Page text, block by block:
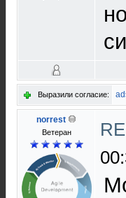
Выразили согласие:
norrest
Ветеран